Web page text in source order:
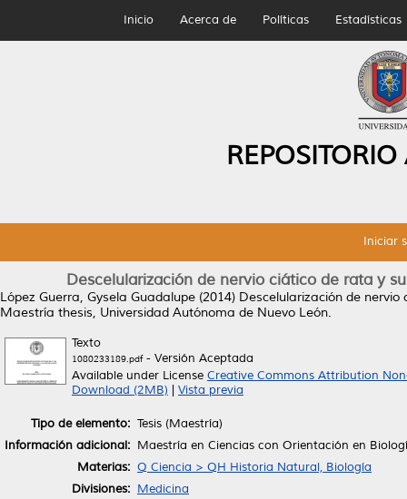
Inicio Acerca de Políticas Estadísticas
Iniciar
Descelularización de nervio ciático de rata y
López Guerra, Gysela Guadalupe (2014) Descelularización de
Maestría thesis, Universidad Autónoma de Nuevo León.
Texto
1080233189.pdf- Versión Aceptada
Available under License Creative Commons Attribution
Download (2MB)
Vista previa
Tipo de elemento: Tesis (Maestría)
Información adicional: Maestría en Ciencias con Orientación en
Materias: Q Ciencia > QH Historia Natural, Biología
Divisiones: Medicina